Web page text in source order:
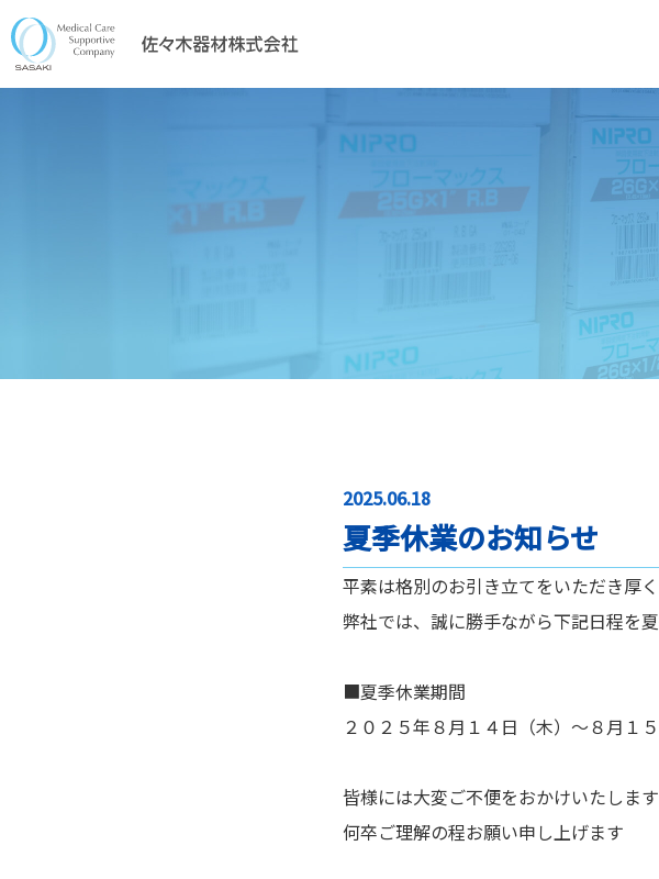
2025.06.18
夏季休業のお知らせ
平素は格別のお引き立てをいただき厚
弊社では、誠に勝手ながら下記日程を
■夏季休業期間
２０２５年８月１４日（木）～８月１５
皆様には大変ご不便をおかけいたします
何卒ご理解の程お願い申し上げます